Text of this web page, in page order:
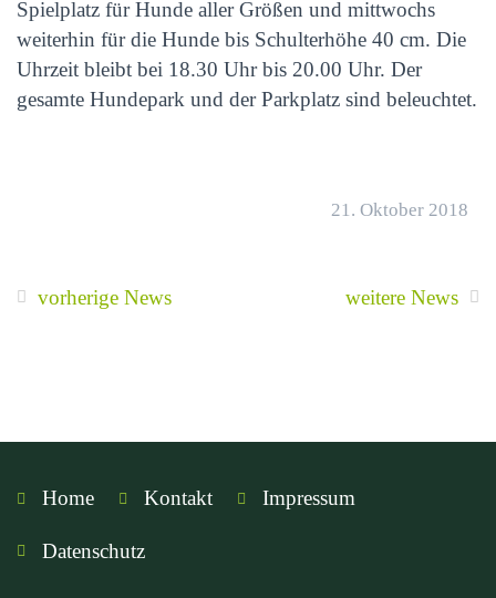
Spielplatz für Hunde aller Größen und mittwochs
weiterhin für die Hunde bis Schulterhöhe 40 cm. Die
Uhrzeit bleibt bei 18.30 Uhr bis 20.00 Uhr. Der
gesamte Hundepark und der Parkplatz sind beleuchtet.
21. Oktober 2018
vorherige News weitere News
Home Kontakt Impressum
Datenschutz